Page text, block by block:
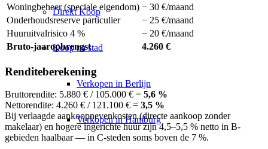
Direkt Koop
Koop na stad
Verkopen in Berlijn
Verkopen in Hamburg
Woningbeheer (speciale eigendom) − 30 €/maand
Onderhoudsreserve particulier
− 25 €/maand
Huuruitvalrisico 4 %
− 20 €/maand
Bruto-jaaropbrengst
4.260 €
Renditeberekening
Bruttorendite: 5.880 € / 105.000 € = 5,6 %
Nettorendite: 4.260 € / 121.100 € = 3,5 %
Bij verlaagde aankoopnevenkosten (directe aankoop zonder
makelaar) en hogere ingerichte huur zijn 4,5–5,5 % netto in B-
gebieden haalbaar — in C-steden soms boven de 7 %.